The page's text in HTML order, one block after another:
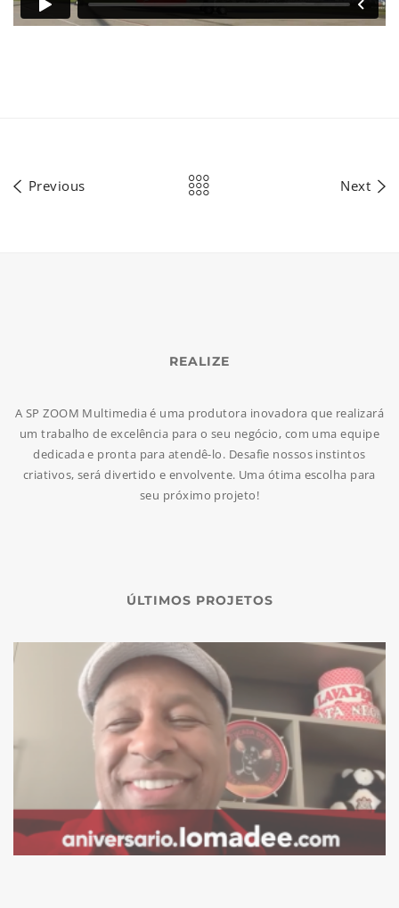
Previous Next
REALIZE
A SP ZOOM Multimedia é uma produtora inovadora que realizará
um trabalho de excelência para o seu negócio, com uma equipe
dedicada e pronta para atendê-lo. Desafie nossos instintos
criativos, será divertido e envolvente. Uma ótima escolha para
seu próximo projeto!
ÚLTIMOS PROJETOS